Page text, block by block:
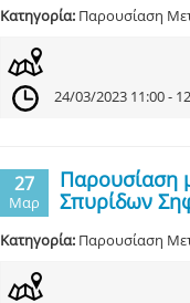
Κατηγορία: Παρουσίαση
24/03/2023 11:00 -
27
Μαρ
Παρουσίαση
Σπυρίδων
Κατηγορία: Παρουσίαση